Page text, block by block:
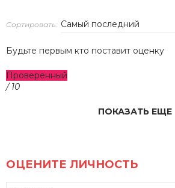
Сортировать:
Будьте первым кто поставит оценку
Проверенный
/ 10
ПОКАЗАТЬ ЕЩЕ
ОЦЕНИТЕ ЛИЧНОСТЬ